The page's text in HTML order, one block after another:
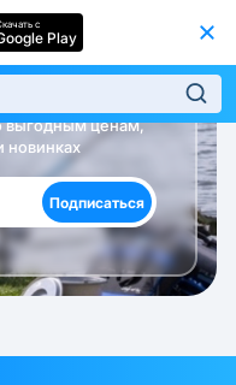
с
Play
выгодным ценам,
новинках
Подписаться